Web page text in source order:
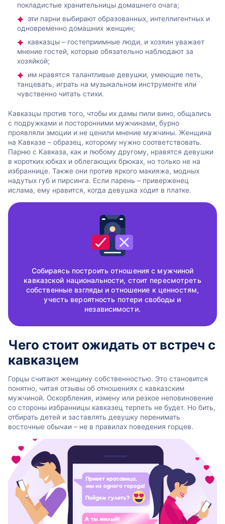
покладистые хранительницы домашнего очага;
эти парни выбирают образованных, интеллигентных и
одновременно домашних женщин;
кавказцы – гостеприимные люди, и хозяин уважает
мнение гостей, которые обязательно наблюдают за
хозяйкой;
им нравятся талантливые девушки, умеющие петь,
танцевать, играть на музыкальном инструменте или
чувственно читать стихи.
Кавказцы против того, чтобы их дамы пили вино, общались
с подружками и посторонними мужчинами, бурно
проявляли эмоции и не ценили мнение мужчины. Женщина
на Кавказе – образец, которому нужно соответствовать.
Парню с Кавказа, как и любому другому, нравятся девушки
в коротких юбках и облегающих брюках, но только не на
избраннице. Также они против яркого макияжа, модных
надутых губ и пирсинга. Если парень – приверженец
ислама, ему нравится, когда девушка ходит в платке.
Собираясь построить отношения с мужчиной
кавказской национальности, стоит пересмотреть
собственные взгляды и отношение к ценностям,
учесть вероятность потери свободы и
независимости.
Чего стоит ожидать от встреч с
кавказцем
Горцы считают женщину собственностью. Это становится
понятно, читая отзывы об отношениях с кавказским
мужчиной. Оскорбления, измену или резкое неповиновение
со стороны избранницы кавказец терпеть не будет. Но бить,
отбирать детей и заставлять девушку перенимать
восточные обычаи – не в правилах поведения горцев.